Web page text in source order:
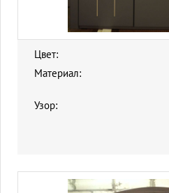
Цвет:
Материал:
Узор: